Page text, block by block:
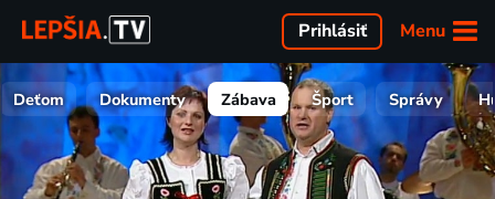
Menu
Prihlásiť
Deťom Dokumenty Zábava Šport Správy